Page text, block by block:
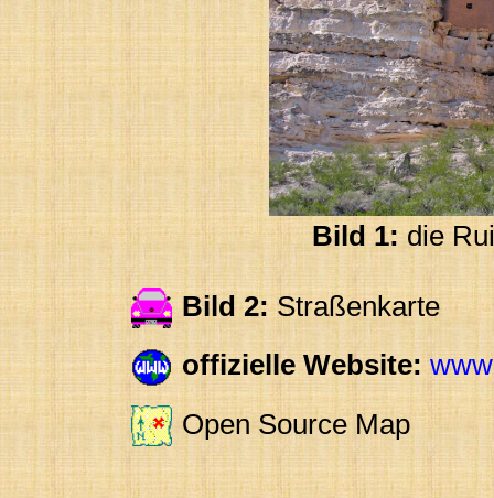
Bild 1: die
Bild 2: Straßenkarte
offizielle Website:
Open Source Map